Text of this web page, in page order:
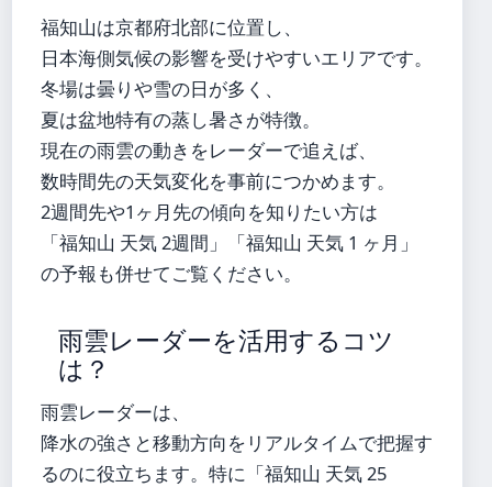
福知山は京都府北部に位置し、
日本海側気候の影響を受けやすいエリアです。
冬場は曇りや雪の日が多く、
夏は盆地特有の蒸し暑さが特徴。
現在の雨雲の動きをレーダーで追えば、
数時間先の天気変化を事前につかめます。
2週間先や1ヶ月先の傾向を知りたい方は
「福知山 天気 2週間」「福知山 天気 1 ヶ月」
の予報も併せてご覧ください。
雨雲レーダーを活用するコツ
は？
雨雲レーダーは、
降水の強さと移動方向をリアルタイムで把握す
るのに役立ちます。特に「福知山 天気 25